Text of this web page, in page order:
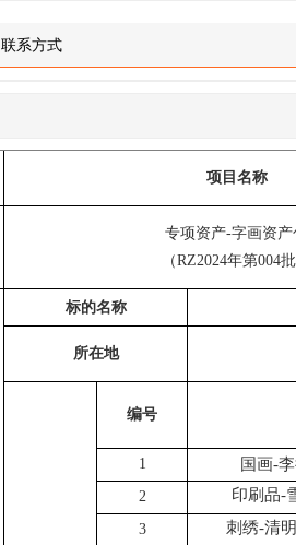
联系方式
项目名称
专项资产-字画资产
（RZ2024年第004
标的名称
所在地
编号
1 国画-
2 印刷品-
3 刺绣-清